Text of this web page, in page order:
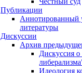
Публикации
Аннотированный
литературы
Дискуссии
Архив
Дискуссия о
Идеология